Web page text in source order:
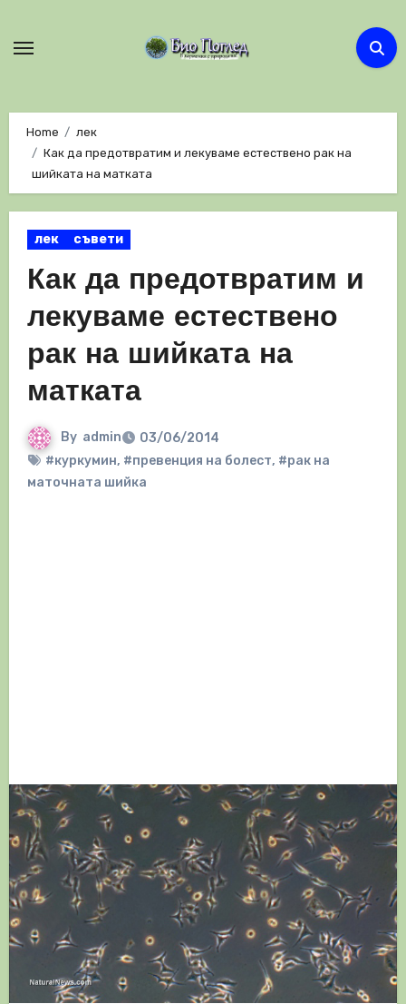
Home
лек
Как да предотвратим и лекуваме естествено рак на
шийката на матката
лек съвети
Как да предотвратим и
лекуваме естествено
рак на шийката на
матката
By admin
03/06/2014
#куркумин, #превенция на болест, #рак на
маточната шийка